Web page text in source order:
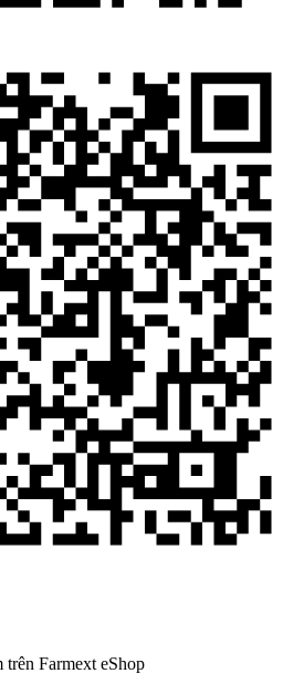
trên Farmext eShop